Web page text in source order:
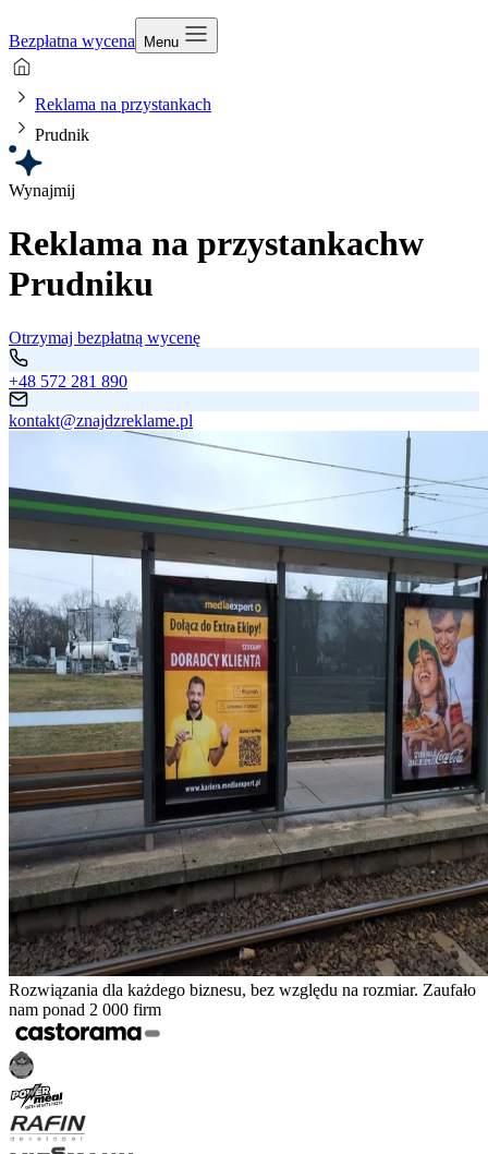
Bezpłatna wycena Menu
Reklama na przystankach
Prudnik
Wynajmij
Reklama na przystankachw
Prudniku
Otrzymaj bezpłatną wycenę
+48 572 281 890
kontakt@znajdzreklame.pl
Rozwiązania dla każdego biznesu, bez względu na rozmiar. Zaufało
nam ponad 2 000 firm